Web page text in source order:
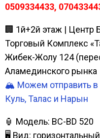
0509334433,
🏢 1й+2й этаж | Центр
Торговый Комплекс
Жибек-Жолу 124
Аламединского рынка
🏔️ Можем отправить
Куль, Талас и Нарын
🏮 Модель: BC-BD 520
🖥 Вид: горизонтальный